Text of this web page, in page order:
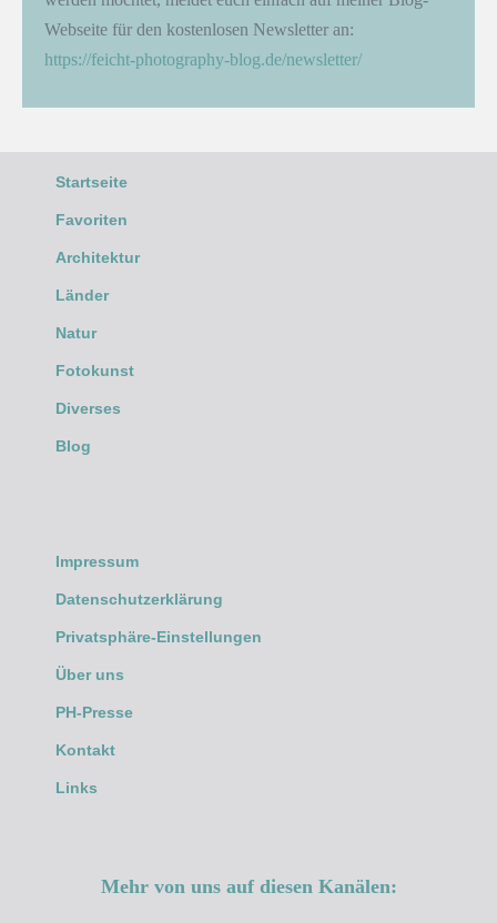
Webseite für den kostenlosen Newsletter an:
https://feicht-photography-blog.de/newsletter/
Startseite
Favoriten
Architektur
Länder
Natur
Fotokunst
Diverses
Blog
Impressum
Datenschutzerklärung
Privatsphäre-Einstellungen
Über uns
PH-Presse
Kontakt
Links
Mehr von uns auf diesen Kanälen: